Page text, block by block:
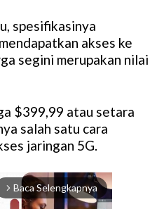
spesifikasinya
akses ke
segini merupakan nilai
$399,99 atau setara
salah satu cara
jaringan 5G.
arrow_forward_ios Baca Selengkapnya